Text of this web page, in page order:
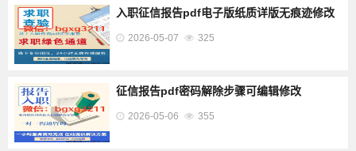
入职征信报告pdf电子版纸质详版无痕迹修改
2026-05-07 325
征信报告pdf密码解除步骤可编辑修改
2026-05-06 355